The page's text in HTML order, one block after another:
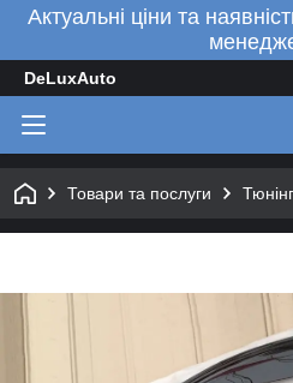
Актуальні ціни та
DeLuxAuto
Товари та послуги